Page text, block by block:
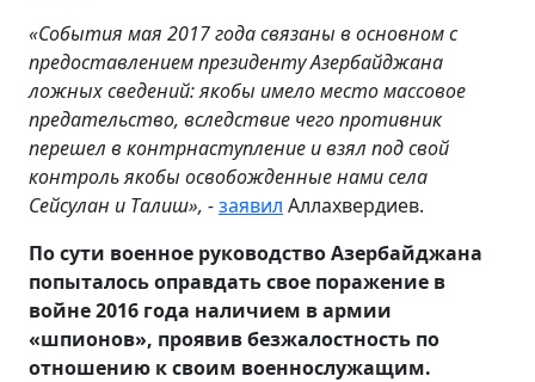
«События мая 2017 года связаны в основном с
предоставлением президенту Азербайджана
ложных сведений: якобы имело место массовое
предательство, вследствие чего противник
перешел в контрнаступление и взял под свой
контроль якобы освобожденные нами села
Сейсулан и Талиш», -заявил Аллахвердиев.
По сути военное руководство Азербайджана
попыталось оправдать свое поражение в
войне 2016 года наличием в армии
«шпионов», проявив безжалостность по
отношению к своим военнослужащим.